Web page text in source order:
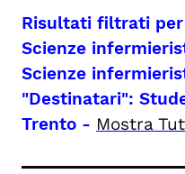
Risultati filtrati per
Scienze
Scienze
"Destinatari":
Trento - Mostra